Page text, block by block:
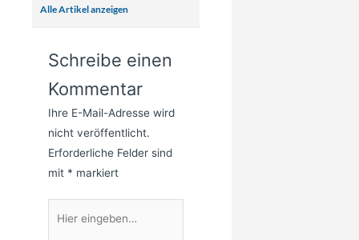
Alle Artikel anzeigen
Schreibe einen
Kommentar
Ihre E-Mail-Adresse wird
nicht veröffentlicht.
Erforderliche Felder sind
mit * markiert
eingeben…